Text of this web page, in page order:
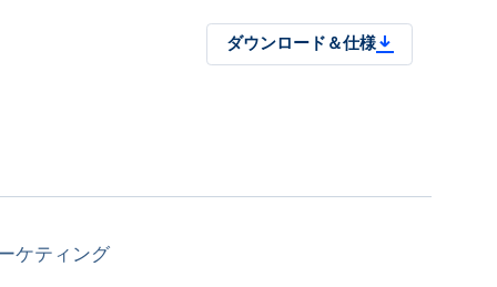
ダウンロード＆仕様
ケティング